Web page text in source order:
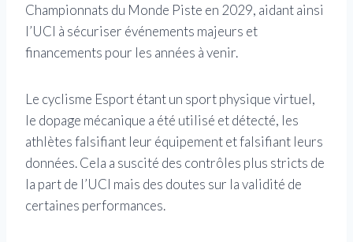
Championnats du Monde Piste en 2029, aidant ainsi
l’UCI à sécuriser événements majeurs et
financements pour les années à venir.
Le cyclisme Esport étant un sport physique virtuel,
le dopage mécanique a été utilisé et détecté, les
athlètes falsifiant leur équipement et falsifiant leurs
données. Cela a suscité des contrôles plus stricts de
la part de l’UCI mais des doutes sur la validité de
certaines performances.